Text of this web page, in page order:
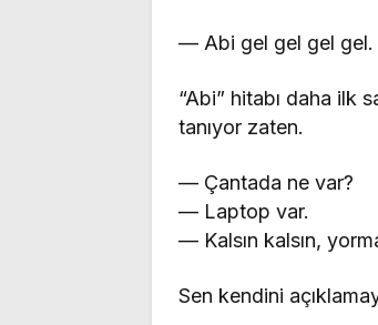
— Abi gel gel gel gel.
“Abi” hitabı daha ilk
tanıyor zaten.
— Çantada ne var?
— Laptop var.
— Kalsın kalsın,
Sen kendini